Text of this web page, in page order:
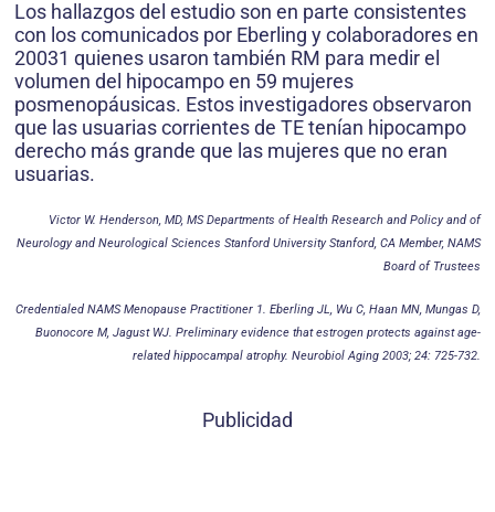
Los hallazgos del estudio son en parte consistentes
con los comunicados por Eberling y colaboradores en
20031 quienes usaron también RM para medir el
volumen del hipocampo en 59 mujeres
posmenopáusicas. Estos investigadores observaron
que las usuarias corrientes de TE tenían hipocampo
derecho más grande que las mujeres que no eran
usuarias.
Victor W. Henderson, MD, MS Departments of Health Research and Policy and of
Neurology and Neurological Sciences Stanford University Stanford, CA Member, NAMS
Board of Trustees
Credentialed NAMS Menopause Practitioner 1. Eberling JL, Wu C, Haan MN, Mungas D,
Buonocore M, Jagust WJ. Preliminary evidence that estrogen protects against age-
related hippocampal atrophy. Neurobiol Aging 2003; 24: 725-732.
Publicidad